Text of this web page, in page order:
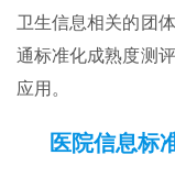
卫生信息相关的团
通标准化成熟度测
应用。
医院信息标